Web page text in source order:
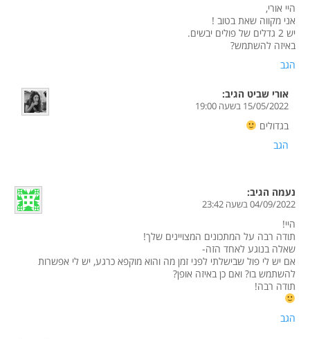
היי אורי,
אני מקווה שאת בטוב !
יש 2 גדלים של פולים יבשים.
באיזה להשתמש?
הגב
אורי שביט הגיב:
15/05/2022 בשעה 19:00
בגדולים
הגב
נעמה הגיב:
04/09/2022 בשעה 23:42
היי!
תודה רבה על המתכונים המצויינים שלך!
שאלה בנוגע לאחד הזה-
אם יש לי פול שבישלתי לפני זמן מה והוא מוקפא כרגע, יש לי אפשרות
להשתמש בו? ואם כן באיזה אופן?
תודה רבה!
הגב